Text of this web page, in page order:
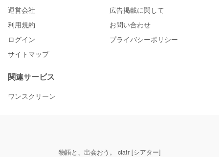
運営会社
広告掲載に関して
利用規約
お問い合わせ
ログイン
プライバシーポリシー
サイトマップ
関連サービス
ワンスクリーン
物語と、出会おう。 ciatr [シアター]